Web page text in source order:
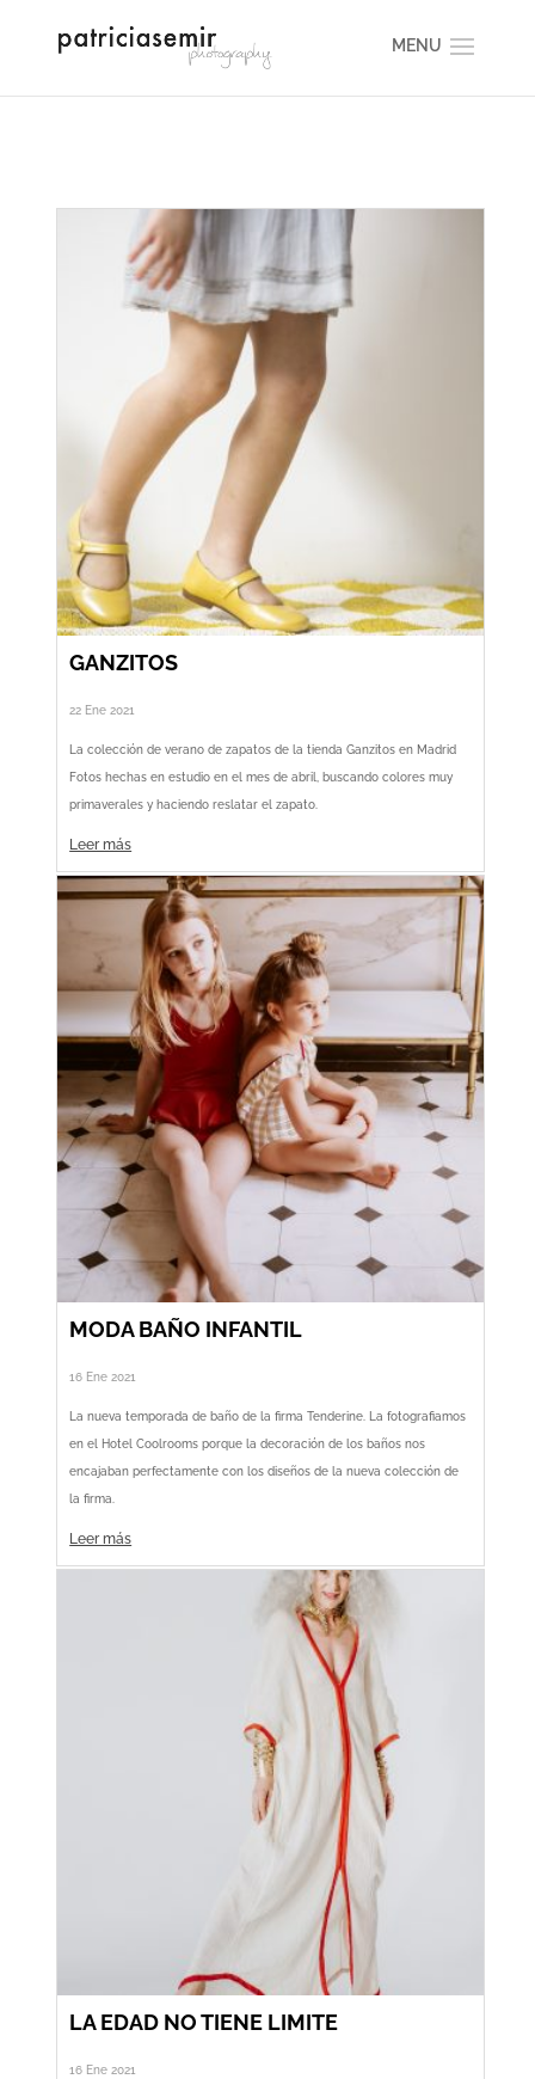
GANZITOS
22 Ene 2021
La colección de verano de zapatos de la tienda Ganzitos en Madrid
Fotos hechas en estudio en el mes de abril, buscando colores muy
primaverales y haciendo reslatar el zapato.
Leer más
MODA BAÑO INFANTIL
16 Ene 2021
La nueva temporada de baño de la firma Tenderine. La fotografiamos
en el Hotel Coolrooms porque la decoración de los baños nos
encajaban perfectamente con los diseños de la nueva colección de
la firma.
Leer más
LA EDAD NO TIENE LIMITE
16 Ene 2021